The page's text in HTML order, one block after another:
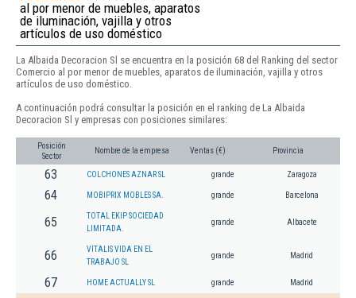
al por menor de muebles, aparatos
de iluminación, vajilla y otros
artículos de uso doméstico
La Albaida Decoracion Sl se encuentra en la posición 68 del Ranking del sector
Comercio al por menor de muebles, aparatos de iluminación, vajilla y otros
artículos de uso doméstico.
A continuación podrá consultar la posición en el ranking de La Albaida
Decoracion Sl y empresas con posiciones similares:
Posición
Sector
Nombre de la empresa Ventas (€) Provincia
63 COLCHONES AZNAR SL grande Zaragoza
64 MOBIPRIX MOBLES SA. grande Barcelona
65
TOTAL EKIP SOCIEDAD
LIMITADA.
grande Albacete
66
VITALIS VIDA EN EL
TRABAJO SL
grande Madrid
67 HOME ACTUALLY SL grande Madrid